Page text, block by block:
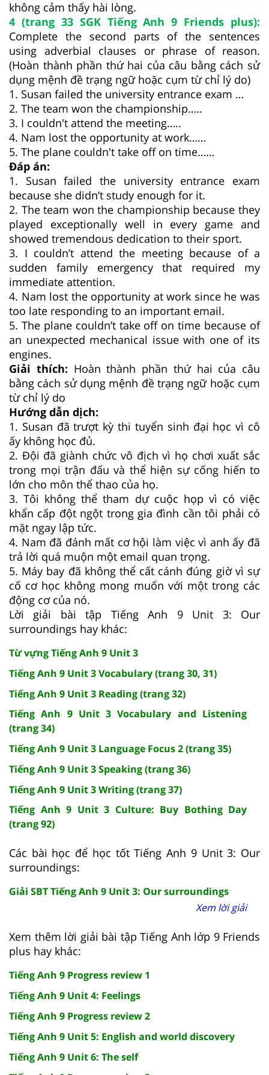
không cảm thấy hài lòng.
4 (trang 33 SGK Tiếng Anh 9 Friends plus):
Complete the second parts of the sentences
using adverbial clauses or phrase of reason.
(Hoàn thành phần thứ hai của câu bằng cách sử
dụng mệnh đề trạng ngữ hoặc cụm từ chỉ lý do)
1. Susan failed the university entrance exam …
2. The team won the championship…..
3. I couldn't attend the meeting…..
4. Nam lost the opportunity at work……
5. The plane couldn't take off on time……
Đáp án:
1. Susan failed the university entrance exam
because she didn’t study enough for it.
2. The team won the championship because they
played exceptionally well in every game and
showed tremendous dedication to their sport.
3. I couldn’t attend the meeting because of a
sudden family emergency that required my
immediate attention.
4. Nam lost the opportunity at work since he was
too late responding to an important email.
5. The plane couldn’t take off on time because of
an unexpected mechanical issue with one of its
engines.
Giải thích: Hoàn thành phần thứ hai của câu
bằng cách sử dụng mệnh đề trạng ngữ hoặc cụm
từ chỉ lý do
Hướng dẫn dịch:
1. Susan đã trượt kỳ thi tuyển sinh đại học vì cô
ấy không học đủ.
2. Đội đã giành chức vô địch vì họ chơi xuất sắc
trong mọi trận đấu và thể hiện sự cống hiến to
lớn cho môn thể thao của họ.
3. Tôi không thể tham dự cuộc họp vì có việc
khẩn cấp đột ngột trong gia đình cần tôi phải có
mặt ngay lập tức.
4. Nam đã đánh mất cơ hội làm việc vì anh ấy đã
trả lời quá muộn một email quan trọng.
5. Máy bay đã không thể cất cánh đúng giờ vì sự
cố cơ học không mong muốn với một trong các
động cơ của nó.
Lời giải bài tập Tiếng Anh 9 Unit 3: Our
surroundings hay khác:
Từ vựng Tiếng Anh 9 Unit 3
Tiếng Anh 9 Unit 3 Vocabulary (trang 30, 31)
Tiếng Anh 9 Unit 3 Reading (trang 32)
Tiếng Anh 9 Unit 3 Vocabulary and Listening
(trang 34)
Tiếng Anh 9 Unit 3 Language Focus 2 (trang 35)
Tiếng Anh 9 Unit 3 Speaking (trang 36)
Tiếng Anh 9 Unit 3 Writing (trang 37)
Tiếng Anh 9 Unit 3 Culture: Buy Bothing Day
(trang 92)
Các bài học để học tốt Tiếng Anh 9 Unit 3: Our
surroundings:
Giải SBT Tiếng Anh 9 Unit 3: Our surroundings
Xem lời giải
Xem thêm lời giải bài tập Tiếng Anh lớp 9 Friends
plus hay khác:
Tiếng Anh 9 Progress review 1
Tiếng Anh 9 Unit 4: Feelings
Tiếng Anh 9 Progress review 2
Tiếng Anh 9 Unit 5: English and world discovery
Tiếng Anh 9 Unit 6: The self